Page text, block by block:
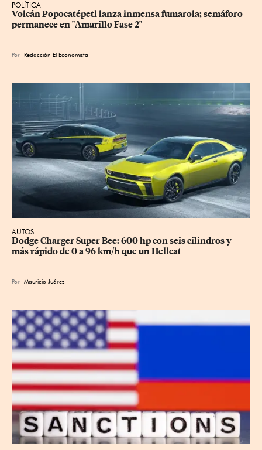
POLÍTICA
Volcán Popocatépetl lanza inmensa fumarola; semáforo
permanece en "Amarillo Fase 2"
Por Redacción El Economista
AUTOS
Dodge Charger Super Bee: 600 hp con seis cilindros y
más rápido de 0 a 96 km/h que un Hellcat
Por Mauricio Juárez